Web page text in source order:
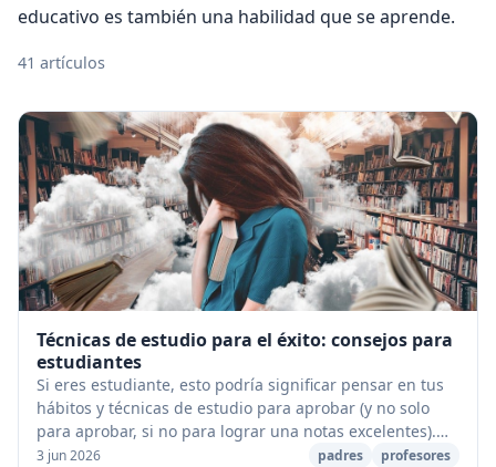
educativo es también una habilidad que se aprende.
41 artículos
Técnicas de estudio para el éxito: consejos para
estudiantes
Si eres estudiante, esto podría significar pensar en tus
hábitos y técnicas de estudio para aprobar (y no solo
para aprobar, si no para lograr una notas excelentes).
&nbsp; En este momento, miles de e...
3 jun 2026 padres profesores